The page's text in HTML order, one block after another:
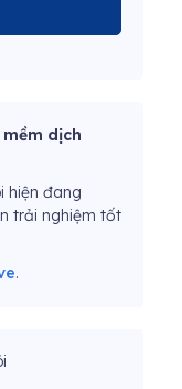
dịch
hiện đang
trải nghiệm tốt
.